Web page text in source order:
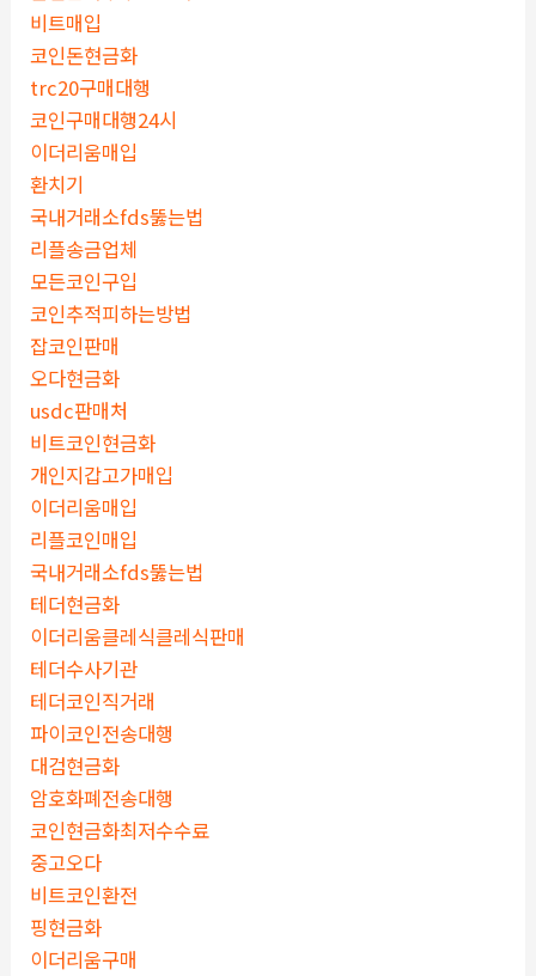
비트매입
코인돈현금화
trc20구매대행
코인구매대행24시
이더리움매입
환치기
국내거래소fds뚫는법
리플송금업체
모든코인구입
코인추적피하는방법
잡코인판매
오다현금화
usdc판매처
비트코인현금화
개인지갑고가매입
이더리움매입
리플코인매입
국내거래소fds뚫는법
테더현금화
이더리움클레식클레식판매
테더수사기관
테더코인직거래
파이코인전송대행
대검현금화
암호화폐전송대행
코인현금화최저수수료
중고오다
비트코인환전
핑현금화
이더리움구매